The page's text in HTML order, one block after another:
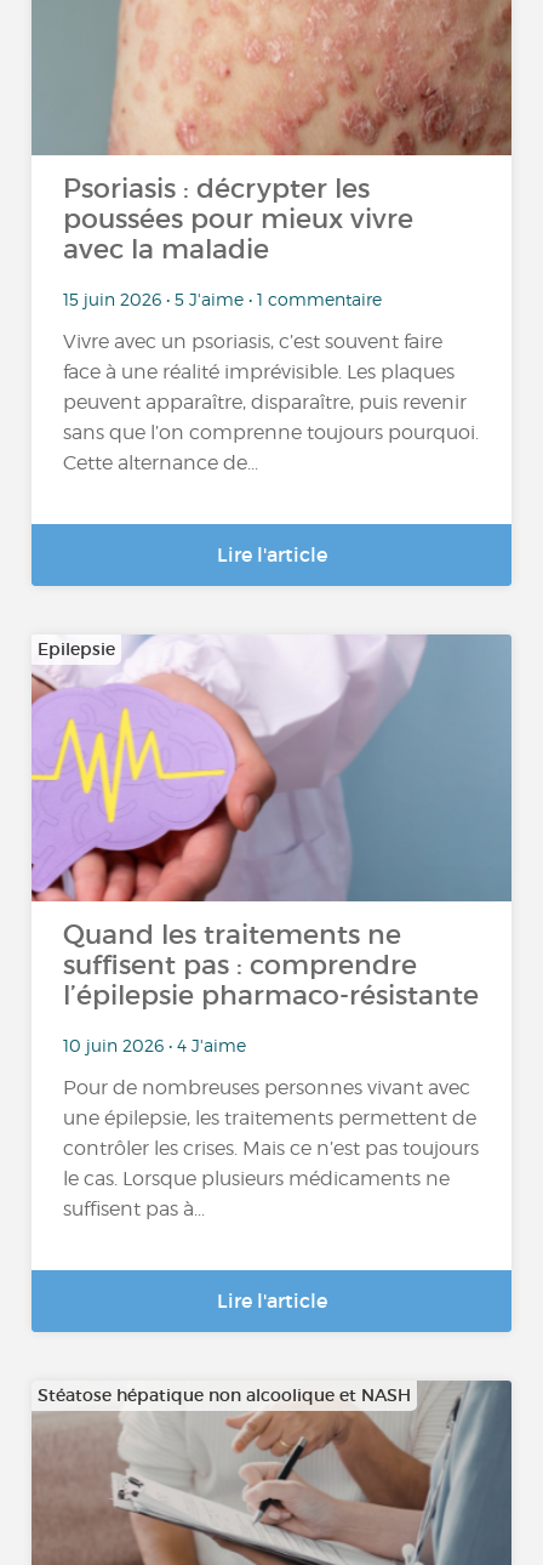
Psoriasis : décrypter les
poussées pour mieux vivre
avec la maladie
15 juin 2026 • 5 J'aime • 1 commentaire
Vivre avec un psoriasis, c’est souvent faire
face à une réalité imprévisible. Les plaques
peuvent apparaître, disparaître, puis revenir
sans que l’on comprenne toujours pourquoi.
Cette alternance de...
Lire l'article
Epilepsie
Quand les traitements ne
suffisent pas : comprendre
l’épilepsie pharmaco-résistante
10 juin 2026 • 4 J'aime
Pour de nombreuses personnes vivant avec
une épilepsie, les traitements permettent de
contrôler les crises. Mais ce n’est pas toujours
le cas. Lorsque plusieurs médicaments ne
suffisent pas à...
Lire l'article
Stéatose hépatique non alcoolique et NASH